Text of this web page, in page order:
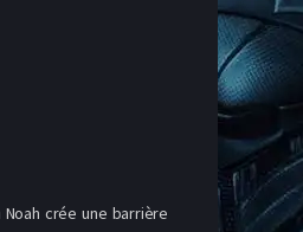
crée une barrière